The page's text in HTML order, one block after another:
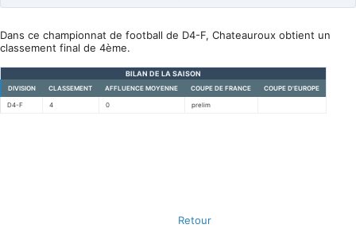
Dans ce championnat de football de D4-F, Chateauroux obtient un
classement final de 4ème.
BILAN DE LA SAISON
DIVISION CLASSEMENT AFFLUENCE MOYENNE COUPE DE FRANCE COUPE D'EUROPE
D4-F 4 0 prelim
Retour